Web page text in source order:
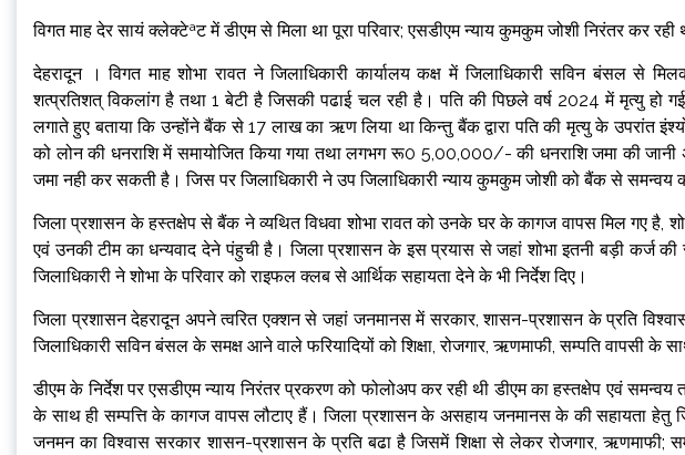
विगत माह देर सायं क्लेक्टेªट में डीएम से मिला था पूरा परिवार; एसडीएम न्याय कुमकुम जोशी निरंतर कर रही
देहरादून । विगत माह शोभा रावत ने जिलाधिकारी कार्यालय कक्ष में जिलाधिकारी सविन बंसल से
शत्प्रतिशत् विकलांग है तथा 1 बेटी है जिसकी पढाई चल रही है। पति की पिछले वर्ष 2024 में मृत्यु हो
लगाते हुए बताया कि उन्होंने बैंक से 17 लाख का ऋण लिया था किन्तु बैंक द्वारा पति की मृत्यु के
को लोन की धनराशि में समायोजित किया गया तथा लगभग रू0 5,00,000/- की धनराशि जमा की
जमा नही कर सकती है। जिस पर जिलाधिकारी ने उप जिलाधिकारी न्याय कुमकुम जोशी को बैंक से समन्वय कर
जिला प्रशासन के हस्तक्षेप से बैंक ने व्यथित विधवा शोभा रावत को उनके घर के कागज वापस मिल गए है,
एवं उनकी टीम का धन्यवाद देने पंहुची है। जिला प्रशासन के इस प्रयास से जहां शोभा इतनी बड़ी कर्ज की
जिलाधिकारी ने शोभा के परिवार को राइफल क्लब से आर्थिक सहायता देने के भी निर्देश दिए।
जिला प्रशासन देहरादून अपने त्वरित एक्शन से जहां जनमानस में सरकार, शासन-प्रशासन के प्रति
जिलाधिकारी सविन बंसल के समक्ष आने वाले फरियादियों को शिक्षा, रोजगार, ऋणमाफी, सम्पति वापसी के
डीएम के निर्देश पर एसडीएम न्याय निरंतर प्रकरण को फोलोअप कर रही थी डीएम का हस्तक्षेप एवं
के साथ ही सम्पत्ति के कागज वापस लौटाए हैं। जिला प्रशासन के असहाय जनमानस के की सहायता हेतु
जनमन का विश्वास सरकार शासन-प्रशासन के प्रति बढा है जिसमें शिक्षा से लेकर रोजगार, ऋणमाफी;